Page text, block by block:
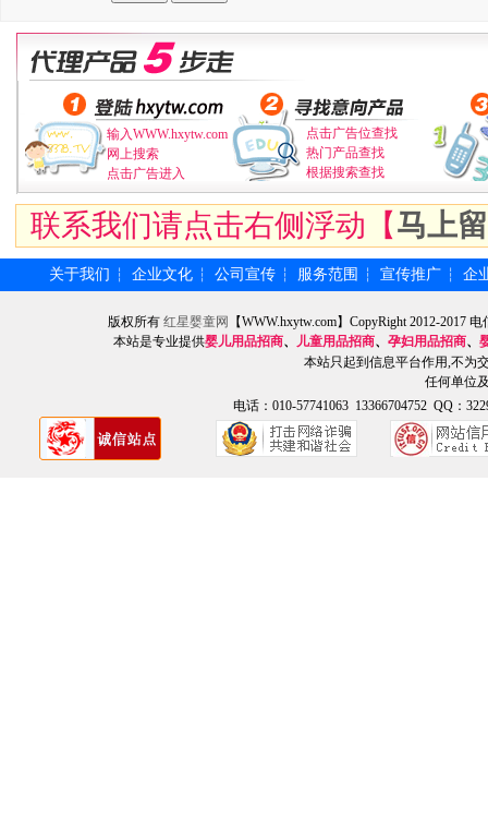
输入WWW.hxytw.com
网上搜索
点击广告进入
点击广告位查找
热门产品查找
根据搜索查找
联系我们请点击右侧浮动【马上
关于我们 ┆ 企业文化 ┆ 公司宣传 ┆ 服务范围 ┆ 宣传推广 ┆ 企
版权所有 红星婴童网
【WWW.hxytw.com】CopyRight 2012-2017
本站是专业提供婴儿用品招商、 儿童用品招商、 孕妇用品招商、
本站只起到信息平台作用,不为
任何单位
电话：010-57741063 13366704752 QQ：